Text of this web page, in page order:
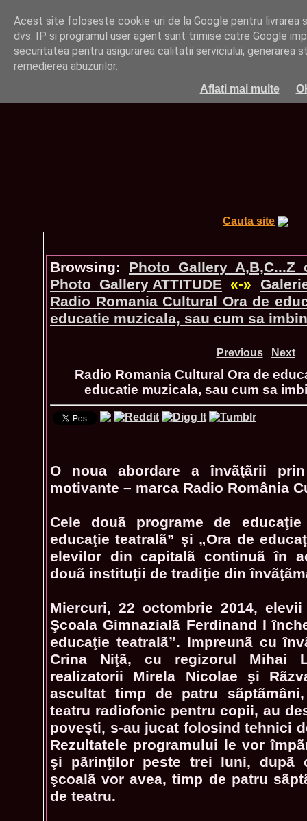
Acest site foloseste cookie-uri de la Google pentru livrarea
dvs. IP si programul user agent sunt trimise catre Google
securitatea pentru asigurarea calitatii serviciului, generarea
remedierea abuzurilor.
Aflati mai multe
Cauta site
Browsing:
Photo_Gallery
Photo_Gallery ATTITUDE «-»
Radio Romania Cultural Ora de
educatie muzicala, sau cum sa
Previous Next
Radio Romania Cultural Ora de
educatie muzicala, sau cum sa
O noua abordare a învãţãrii
motivante – marca Radio România
Cele douã programe de
educaţie teatralã” şi „Ora de
elevilor din capitalã continuã în
douã instituţii de tradiţie din
Miercuri, 22 octombrie 2014,
Şcoala Gimnazialã Ferdinand I
educaţie teatralã”. Impreunã cu
Crina Niţã, cu regizorul Mihai
realizatorii Mirela Nicolae şi
ascultat timp de patru
teatru radiofonic pentru copii, au
poveşti, s-au jucat folosind tehnici
Rezultatele programului le vor
şi pãrinţilor peste trei luni, dupã
şcoalã vor avea, timp de patru
de teatru.